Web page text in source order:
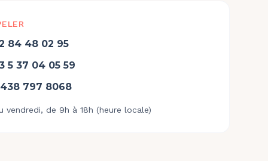
84 48 02 95
5 37 04 05 59
438 797 8068
vendredi, de 9h à 18h (heure locale)